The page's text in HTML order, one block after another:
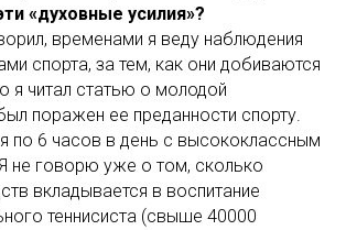
«духовные усилия»?
временами я веду наблюдения
спорта, за тем, как они добиваются
я читал статью о молодой
поражен ее преданности спорту.
по 6 часов в день с высококлассным
не говорю уже о том, сколько
вкладывается в воспитание
теннисиста (свыше 40000